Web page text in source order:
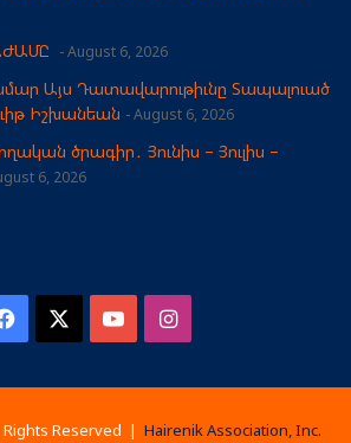
August 6, 2026
Այս Դատավարութիւնը Տապալուած
Իշխանեան
August 6, 2026
ծրագիր․ Յունիս – Յուլիս –
6, 2026
Facebook YouTubeInstagram
Reserved | Hairenik Association, Inc.